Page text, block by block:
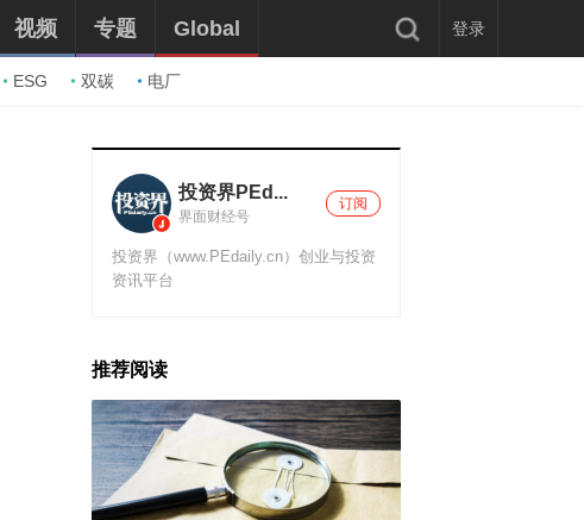
ESG 双碳 电厂
视频 专题 Global 登录
投资界PEd...
界面财经号
订阅
投资界（www.PEdaily.cn）创业与投资
资讯平台
推荐阅读